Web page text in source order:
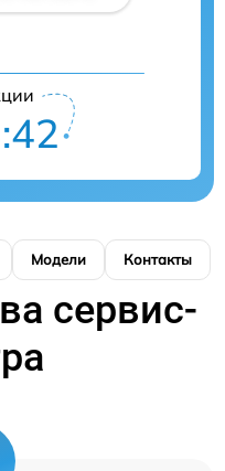
Модели Контакты
сервис-